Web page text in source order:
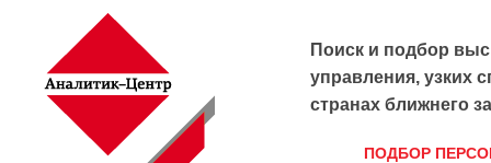
Поиск и подбор
управления, узких
странах ближнего
ПОДБОР